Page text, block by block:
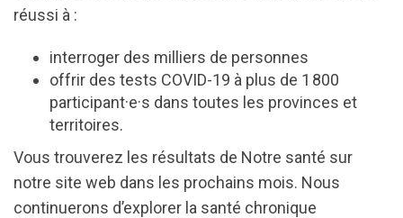
réussi à :
interroger des milliers de personnes
offrir des tests COVID-19 à plus de 1 800
participant·e·s dans toutes les provinces et
territoires.
Vous trouverez les résultats de Notre santé sur
notre site web dans les prochains mois. Nous
continuerons d’explorer la santé chronique